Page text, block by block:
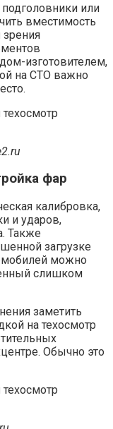
или
вместимость
зрения
изготовителем,
на СТО важно
фар
калибровка,
и ударов,
Также
загрузке
можно
слишком
заметить
на техосмотр
Обычно это